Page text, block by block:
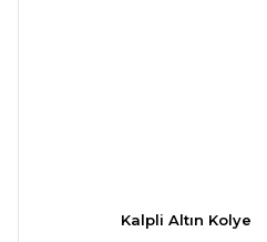
Kalpli Altın Kolye